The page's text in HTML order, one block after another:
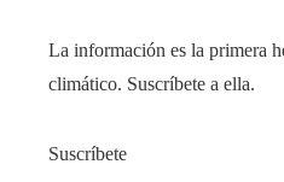
La información es la primera
climático. Suscríbete a ella.
Suscríbete